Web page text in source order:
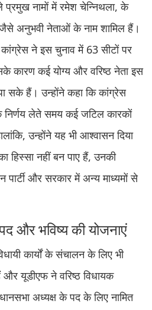
प्रमुख नामों में रमेश चेन्निथला, के
अनुभवी नेताओं के नाम शामिल हैं।
ने इस चुनाव में 63 सीटों पर
कारण कई योग्य और वरिष्ठ नेता इस
सके हैं। उन्होंने कहा कि कांग्रेस
निर्णय लेते समय कई जटिल कारकों
उन्होंने यह भी आश्वासन दिया
हिस्सा नहीं बन पाए हैं, उनकी
पार्टी और सरकार में अन्य माध्यमों से
और भविष्य की योजनाएं
कार्यों के संचालन के लिए भी
और यूडीएफ ने वरिष्ठ विधायक
अध्यक्ष के पद के लिए नामित